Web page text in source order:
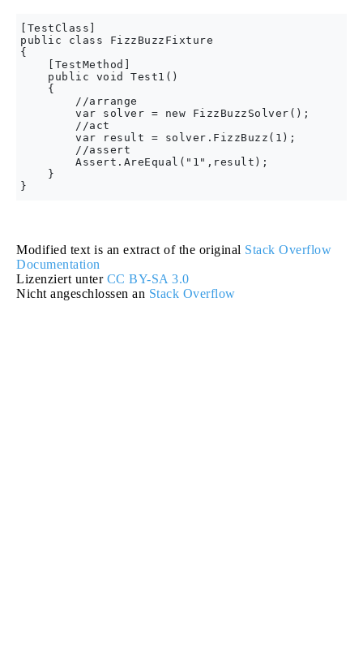
[TestClass]
public class FizzBuzzFixture
{
    [TestMethod]
    public void Test1()
    {
        //arrange
        var solver = new FizzBuzzSolver();
        //act
        var result = solver.FizzBuzz(1);
        //assert
        Assert.AreEqual("1",result);
    }
Modified text is an extract of the original Stack Overflow
Documentation
Lizenziert unter CC BY-SA 3.0
Nicht angeschlossen an Stack Overflow